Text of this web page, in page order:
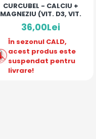
CURCUBEL - CALCIU +
MAGNEZIU (VIT. D3, VIT.
C, ZN)
36,00Lei
În sezonul CALD,
acest produs este
suspendat pentru
livrare!